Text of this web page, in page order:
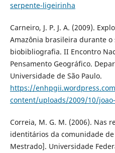
serpente-ligeirinha
Carneiro, J. P. J. A. (2009).
Amazônia brasileira durante o
biobibliografia. II Encontro
Pensamento Geográfico.
Universidade de São Paulo.
https://
content/uploads/2009/10/
Correia, M. G. M. (2006). Nas
identitários da comunidade
Mestrado]. Universidade